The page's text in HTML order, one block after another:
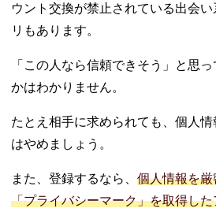
ウント交換が禁止されている出会
リもあります。
「この人なら信頼できそう」と思
かはわかりません。
たとえ相手に求められても、個人
はやめましょう。
また、登録するなら、 個人情報を
「プライバシーマーク」を取得し